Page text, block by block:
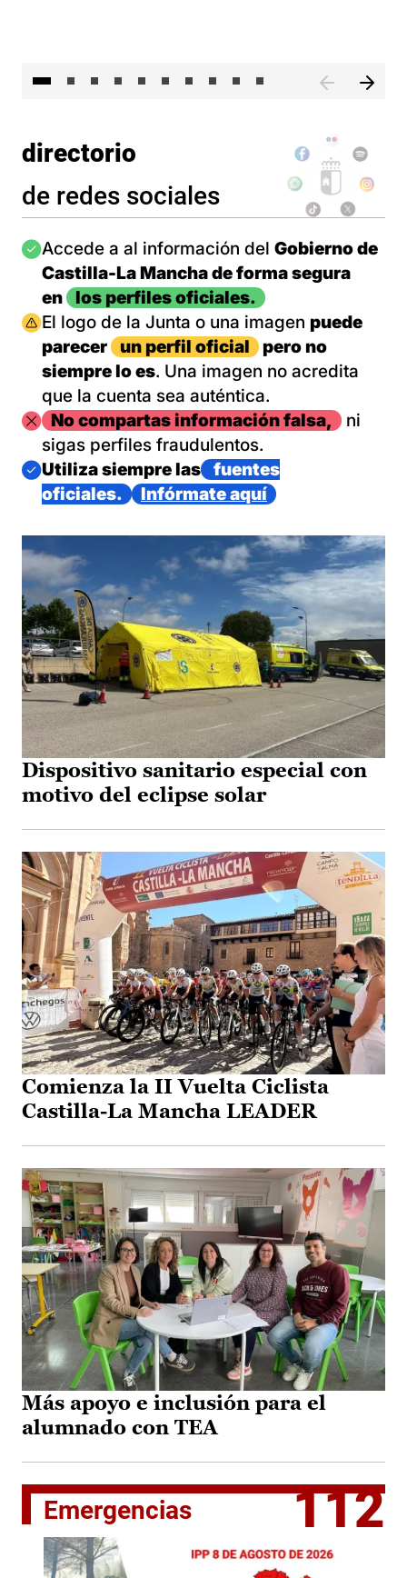
directorio
de redes sociales
Imagen
Accede a al información del Gobierno de
Castilla-La Mancha de forma segura
en
los perfiles oficiales.
Imagen
El logo de la Junta o una imagen puede
parecer
un perfil oficial
pero no
siempre lo es. Una imagen no acredita
que la cuenta sea auténtica.
ImagenNo compartas información falsa,
ni
sigas perfiles fraudulentos.
Imagen
Utiliza siempre las
fuentes
oficiales.
Infórmate aquí
Dispositivo sanitario especial con
motivo del eclipse solar
Comienza la II Vuelta Ciclista
Castilla-La Mancha LEADER
Más apoyo e inclusión para el
alumnado con TEA
Emergencias 112